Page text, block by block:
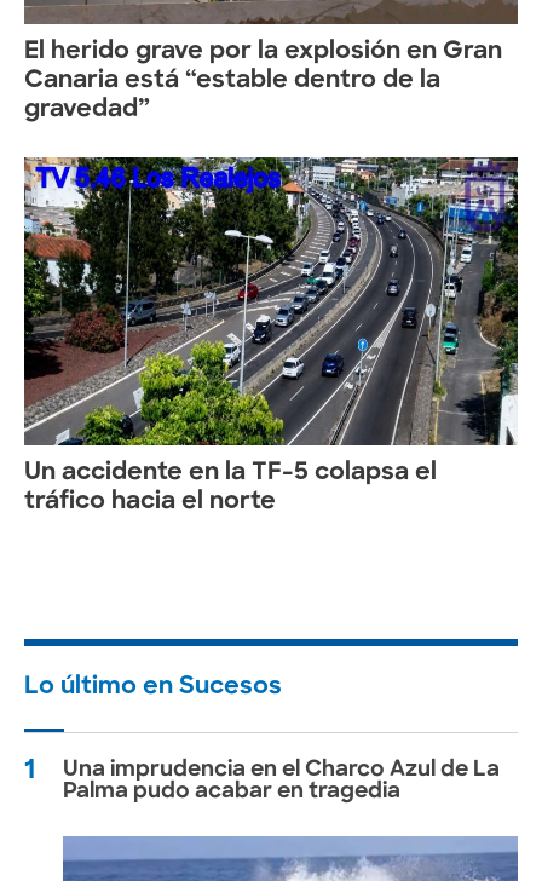
El herido grave por la explosión en Gran
Canaria está “estable dentro de la
gravedad”
Un accidente en la TF-5 colapsa el
tráfico hacia el norte
Lo último en Sucesos
1
Una imprudencia en el Charco Azul de La
Palma pudo acabar en tragedia